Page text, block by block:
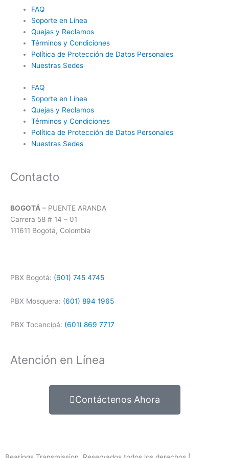
o
o
k
r
a
m
p
p
FAQ
Soporte en Línea
Quejas y Reclamos
Términos y Condiciones
Política de Protección de Datos Personales
Nuestras Sedes
FAQ
Soporte en Línea
Quejas y Reclamos
Términos y Condiciones
Política de Protección de Datos Personales
Nuestras Sedes
Contacto
BOGOTÁ – PUENTE ARANDA
Carrera 58 # 14 – 01
111611 Bogotá, Colombia
PBX Bogotá: (601) 745 4745
PBX Mosquera: (601) 894 1965
PBX Tocancipá: (601) 869 7717
Atención en Línea
Contáctenos Ahora